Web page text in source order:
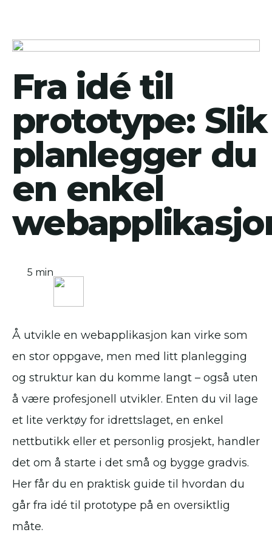
Fra idé til
prototype: Slik
planlegger du
en enkel
5 min
Å utvikle en webapplikasjon kan virke som
en stor oppgave, men med litt planlegging
og struktur kan du komme langt – også uten
å være profesjonell utvikler. Enten du vil lage
et lite verktøy for idrettslaget, en enkel
nettbutikk eller et personlig prosjekt, handler
det om å starte i det små og bygge gradvis.
Her får du en praktisk guide til hvordan du
går fra idé til prototype på en oversiktlig
måte.